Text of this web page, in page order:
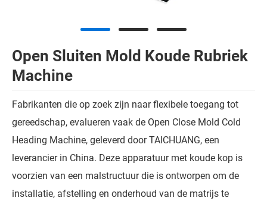
Open Sluiten Mold Koude Rubriek
Machine
Fabrikanten die op zoek zijn naar flexibele toegang tot
gereedschap, evalueren vaak de Open Close Mold Cold
Heading Machine, geleverd door TAICHUANG, een
leverancier in China. Deze apparatuur met koude kop is
voorzien van een malstructuur die is ontworpen om de
installatie, afstelling en onderhoud van de matrijs te